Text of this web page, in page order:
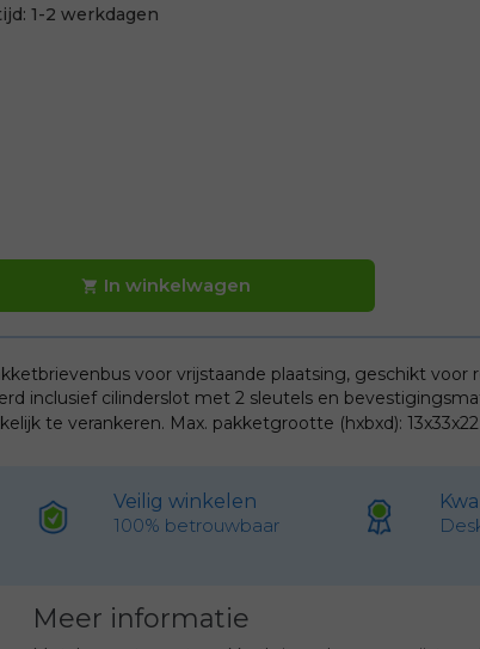
1-2 werkdagen
 In winkelwagen
voor vrijstaande plaatsing, geschikt voor
inclusief cilinderslot met 2 sleutels en
te verankeren. Max. pakketgrootte (hxbxd):
Veilig winkelen
100% betrouwbaar
Meer informatie